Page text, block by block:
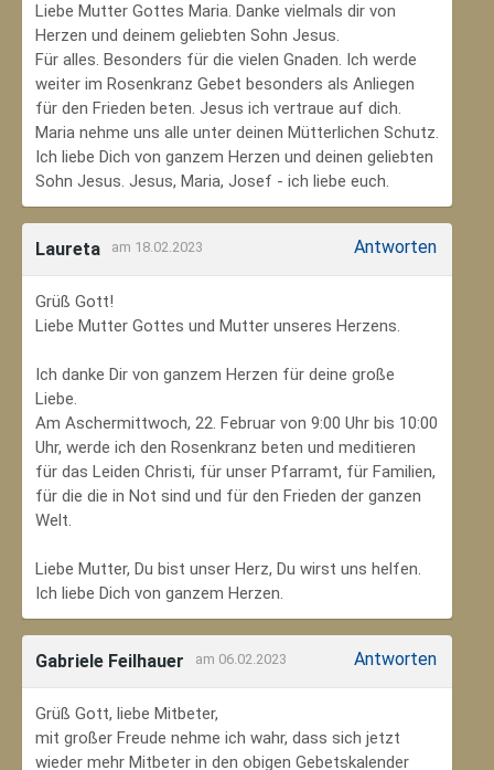
Liebe Mutter Gottes Maria. Danke vielmals dir von
Herzen und deinem geliebten Sohn Jesus.
Für alles. Besonders für die vielen Gnaden. Ich werde
weiter im Rosenkranz Gebet besonders als Anliegen
für den Frieden beten. Jesus ich vertraue auf dich.
Maria nehme uns alle unter deinen Mütterlichen Schutz.
Ich liebe Dich von ganzem Herzen und deinen geliebten
Sohn Jesus. Jesus, Maria, Josef - ich liebe euch.
Laureta am 18.02.2023 Antworten
Grüß Gott!
Liebe Mutter Gottes und Mutter unseres Herzens.
Ich danke Dir von ganzem Herzen für deine große
Liebe.
Am Aschermittwoch, 22. Februar von 9:00 Uhr bis 10:00
Uhr, werde ich den Rosenkranz beten und meditieren
für das Leiden Christi, für unser Pfarramt, für Familien,
für die die in Not sind und für den Frieden der ganzen
Welt.
Liebe Mutter, Du bist unser Herz, Du wirst uns helfen.
Ich liebe Dich von ganzem Herzen.
Gabriele Feilhauer am 06.02.2023 Antworten
Grüß Gott, liebe Mitbeter,
mit großer Freude nehme ich wahr, dass sich jetzt
wieder mehr Mitbeter in den obigen Gebetskalender